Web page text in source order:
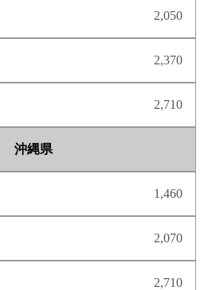
2,050
2,370
2,710
沖縄県
1,460
2,070
2,710